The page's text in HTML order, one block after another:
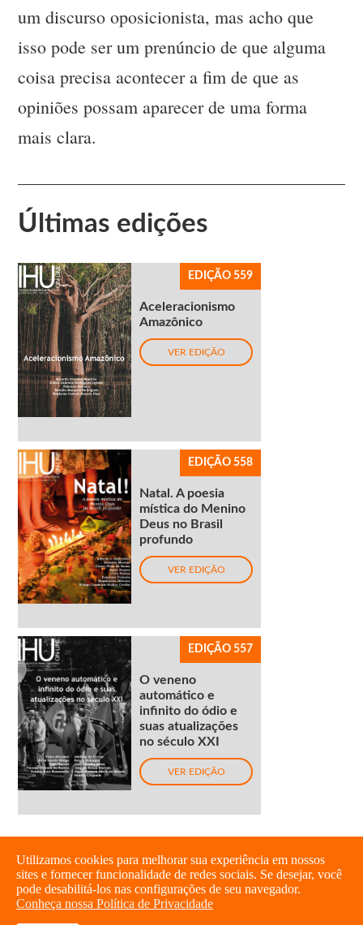
um discurso oposicionista, mas acho que
isso pode ser um prenúncio de que alguma
coisa precisa acontecer a fim de que as
opiniões possam aparecer de uma forma
mais clara.
Últimas edições
EDIÇÃO 559
Aceleracionismo
Amazônico
VER EDIÇÃO
EDIÇÃO 558
Natal. A poesia
mística do Menino
Deus no Brasil
profundo
VER EDIÇÃO
EDIÇÃO 557
O veneno
automático e
infinito do ódio e
suas atualizações
no século XXI
VER EDIÇÃO
Utilizamos cookies para melhorar sua experiência em nossos
sites e fornecer funcionalidade de redes sociais. Se desejar, você
pode desabilitá-los nas configurações de seu navegador.
Conheça nossa Política de Privacidade